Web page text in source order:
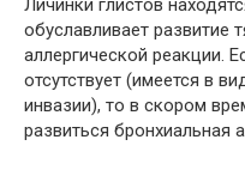
Личинки глистов
обуславливает развитие
аллергической реакции.
отсутствует (имеется в
инвазии), то в скором
развиться бронхиальная